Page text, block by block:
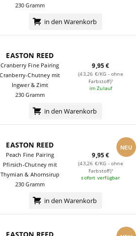
230 Gramm
in den Warenkorb
EASTON REED
Cranberry Fine Pairing
Cranberry-Chutney mit
Ingwer & Zimt
230 Gramm
9,95 €
(43,26 €/KG - ohne
Farbstoff)¹
im Zulauf
in den Warenkorb
NEU
EASTON REED
Peach Fine Pairing
Pfirsich-Chutney mit
Thymian & Ahornsirup
230 Gramm
9,95 €
(43,26 €/KG - ohne
Farbstoff)¹
sofort verfügbar
in den Warenkorb